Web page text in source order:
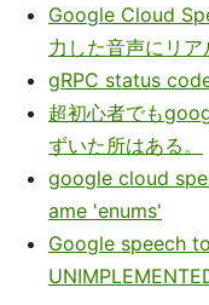
Google Cloud
力した音声にリ
gRPC status
超初心者でも
ずいた所はある。
google cloud
ame 'enums'
Google speech